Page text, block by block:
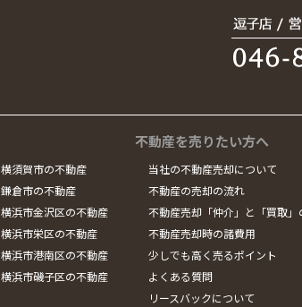
横須賀市の不動産
鎌倉市の不動産
横浜市金沢区の不動産
横浜市栄区の不動産
横浜市港南区の不動産
横浜市磯子区の不動産
不動産を売りたい方へ
当社の不動産売却について
不動産の売却の流れ
不動産売却「仲介」と「買取」
不動産売却時の諸費用
少しでも高く売るポイント
よくある質問
リースバックについて